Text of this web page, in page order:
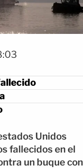
Unidos
fallecidos en el
un buque con